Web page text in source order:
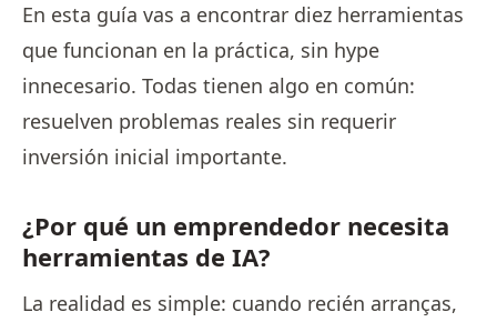
En esta guía vas a encontrar diez herramientas
que funcionan en la práctica, sin hype
innecesario. Todas tienen algo en común:
resuelven problemas reales sin requerir
inversión inicial importante.
¿Por qué un emprendedor necesita
herramientas de IA?
La realidad es simple: cuando recién arranças,